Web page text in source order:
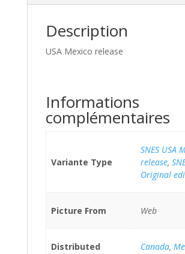
Description
USA Mexico release
Informations
complémentaires
Variante Type
SNES USA
release,
Original
Picture From Web
Distributed
Canada,